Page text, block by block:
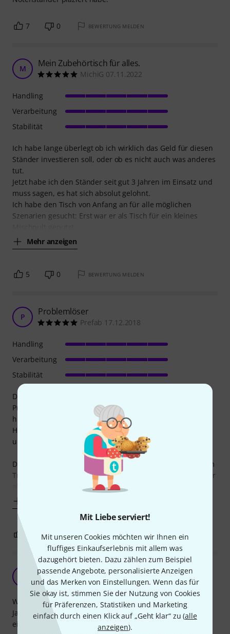
Mit Liebe serviert!
Mit unseren Cookies möchten wir Ihnen ein
fluffiges Einkaufserlebnis mit allem was
dazugehört bieten. Dazu zählen zum Beispiel
passende Angebote, personalisierte Anzeigen
und das Merken von Einstellungen. Wenn das für
Sie okay ist, stimmen Sie der Nutzung von Cookies
für Präferenzen, Statistiken und Marketing
einfach durch einen Klick auf „Geht klar“ zu (alle
anzeigen).
7 0 BEWERTUNG MELDEN
M Mein Zubehörtisch für alles.
MichiG 07.11.2022
Ich habe lange überlegt ob ich wirklich das Geld für diesen
Ständer investieren soll, oder ob es nicht auch was anderes
tut.
Jetzt habe ich den Ständer seit gut 3 Jahren im Einsatz und
muss sagen, es hat sich absolut gelohnt.
Ich habe den Tisch von Anfang an für alle möglichen
Szenarien gesucht: Erst war er als Tisch für ein kleines
Mehr anzeigen
Handling
Verarbeitung
Stabilität
5 0 BEWERTUNG MELDEN
P Problemlöser
Prefab 17.12.2018
Dieser Tisch ist alleine dadurch schon ein wertvolles
Produkt, dass man sich vergleichbares nicht selber
hinbasteln kann (hatte vorher an Keyboardständer +
Holzplatte gedacht, aber das wäre letzten Endes
umständlicher).
Die Platte ist aus etwas dünnem Blech und man sollte beim
Transport vorsichtig sein; Dadurch ist sie aber auch leichter
Handling
Verarbeitung
Stabilität
0 BEWERTUNG MELDEN
Echt praktisch
Thomas Hu 08.04.2018
Wir haben den Percussion Table beim diesjährigen
Jahreskonzert unseres Orchesters zum ersten mal
eingesetzt und sind sehr zufrieden damit.